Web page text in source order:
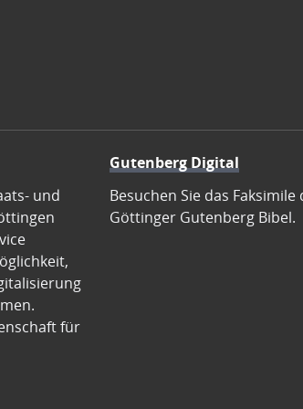
und
für
Gutenberg Digital
Besuchen Sie das Faksimile
Göttinger Gutenberg Bibel.